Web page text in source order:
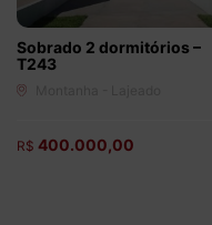
Sobrado 2 dormitórios –
T243
R$ 400.000,00